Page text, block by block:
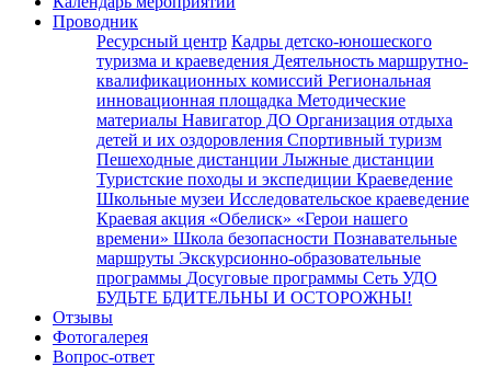
Проводник
Ресурсный центр Кадры детско-юношеского
туризма и краеведения Деятельность маршрутно-
квалификационных комиссий Региональная
инновационная площадка Методические
материалы Навигатор ДО Организация отдыха
детей и их оздоровления Спортивный туризм
Пешеходные дистанции Лыжные дистанции
Туристские походы и экспедиции Краеведение
Школьные музеи Исследовательское краеведение
Краевая акция «Обелиск» «Герои нашего
времени» Школа безопасности Познавательные
маршруты Экскурсионно-образовательные
программы Досуговые программы Сеть УДО
БУДЬТЕ БДИТЕЛЬНЫ И ОСТОРОЖНЫ!
Отзывы
Фотогалерея
Вопрос-ответ